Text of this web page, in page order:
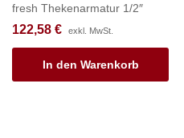
fresh Thekenarmatur 1/2″
122,58 € exkl. MwSt.
In den Warenkorb